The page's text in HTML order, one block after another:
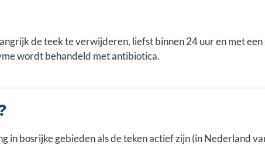
de teek te verwijderen, liefst binnen 24 uur en met een
wordt behandeld met antibiotica.
in bosrijke gebieden als de teken actief zijn (in Nederland